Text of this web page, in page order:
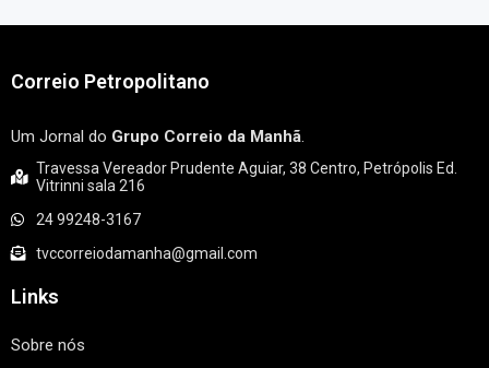
Correio Petropolitano
Um Jornal do Grupo Correio da Manhã.
Travessa Vereador Prudente Aguiar, 38 Centro, Petrópolis Ed.
Vitrinni sala 216
24 99248-3167
tvccorreiodamanha@gmail.com
Links
Sobre nós